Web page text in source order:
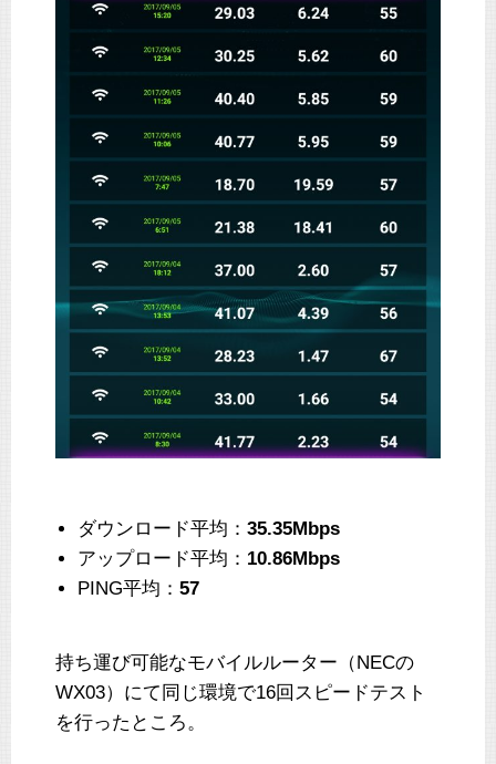
ダウンロード平均： 35.35Mbps
アップロード平均： 10.86Mbps
PING平均： 57
持ち運び可能なモバイルルーター（NECの
WX03）にて同じ環境で16回スピードテスト
を行ったところ。